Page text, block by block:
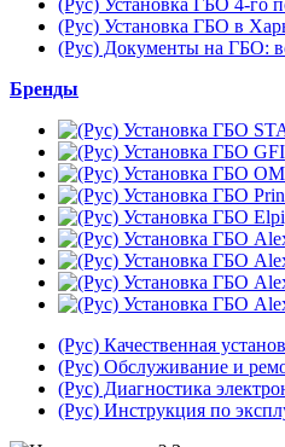
(Рус) Установка ГБО 4-го
(Рус) Установка ГБО в
(Рус) Документы на ГБО:
Бренды
(Рус) Качественная
(Рус) Обслуживание и
(Рус) Диагностика
(Рус) Инструкция по